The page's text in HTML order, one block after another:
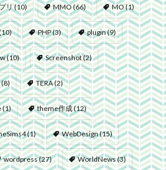
リ(10) MMO(66) MO(1)
PHP(3) plugin(9)
(10) Screenshot(2)
(8) TERA(2)
(1) theme作成(12)
(1) WebDesign(15)
wordpress(27) WorldNews(3)